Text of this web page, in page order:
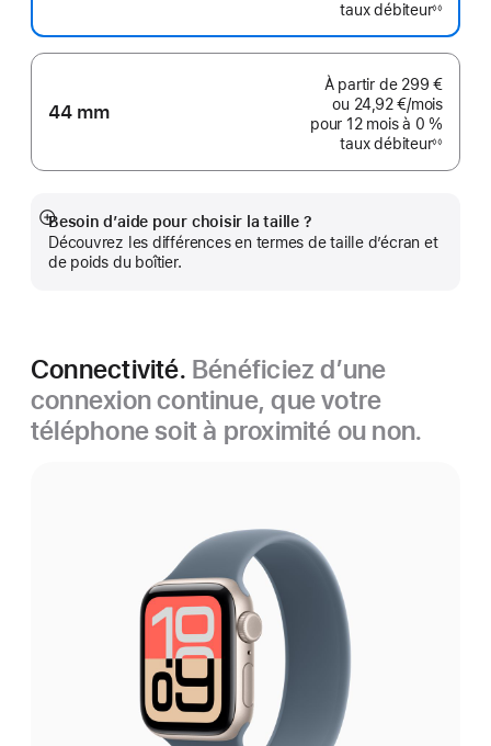
taux débiteur
de
◊◊
44 mm
À partir de 299 €
ou 24,92 €/mois
pour 12 mois à 0 %
taux débiteur◊◊
Besoin d’aide pour choisir la taille ?
Découvrez les différences en termes de taille d’écran et
de poids du boîtier.
Afficher
plus
Connectivité. Bénéficiez d’une
connexion continue, que votre
téléphone soit à proximité ou non.